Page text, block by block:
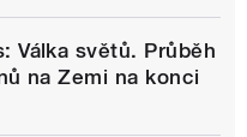
Válka světů. Průběh
na Zemi na konci